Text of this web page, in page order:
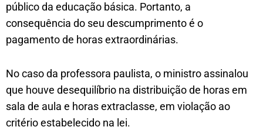
público da educação básica. Portanto, a
consequência do seu descumprimento é o
pagamento de horas extraordinárias.
No caso da professora paulista, o ministro assinalou
que houve desequilíbrio na distribuição de horas em
sala de aula e horas extraclasse, em violação ao
critério estabelecido na lei.